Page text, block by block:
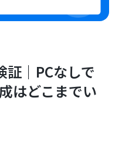
｜PCなしで
はどこまでい